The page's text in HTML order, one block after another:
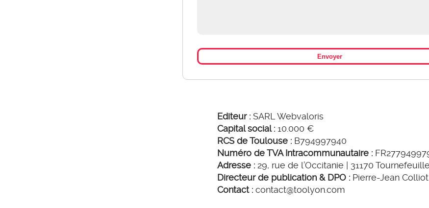
Envoyer
Editeur : SARL Webvaloris
Capital social :10.000 €
RCS de Toulouse :B794997940
Numéro de TVA Intracommunautaire :
Adresse :29, rue de l’Occitanie | 31170 Tournefeuille
Directeur de publication & DPO :Pierre-Jean Colliot
Contact :contact@toolyon.com